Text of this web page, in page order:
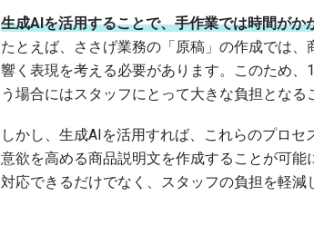
生成AIを活用することで、手作業では時間が
たとえば、ささげ業務の「原稿」の作成では
響く表現を考える必要があります。このため
う場合にはスタッフにとって大きな負担となる
しかし、生成AIを活用すれば、これらのプロ
意欲を高める商品説明文を作成することが可
対応できるだけでなく、スタッフの負担を軽減